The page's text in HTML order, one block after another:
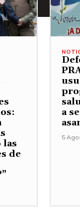
las
de
a
5